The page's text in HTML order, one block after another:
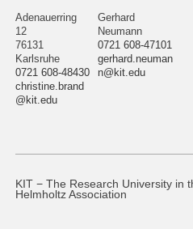
Adenauerring
12
76131
Karlsruhe
0721 608-48430
christine.brand
@kit.edu
Gerhard
Neumann
0721 608-47101
gerhard.neuman
n@kit.edu
KIT − The Research University in
Helmholtz Association